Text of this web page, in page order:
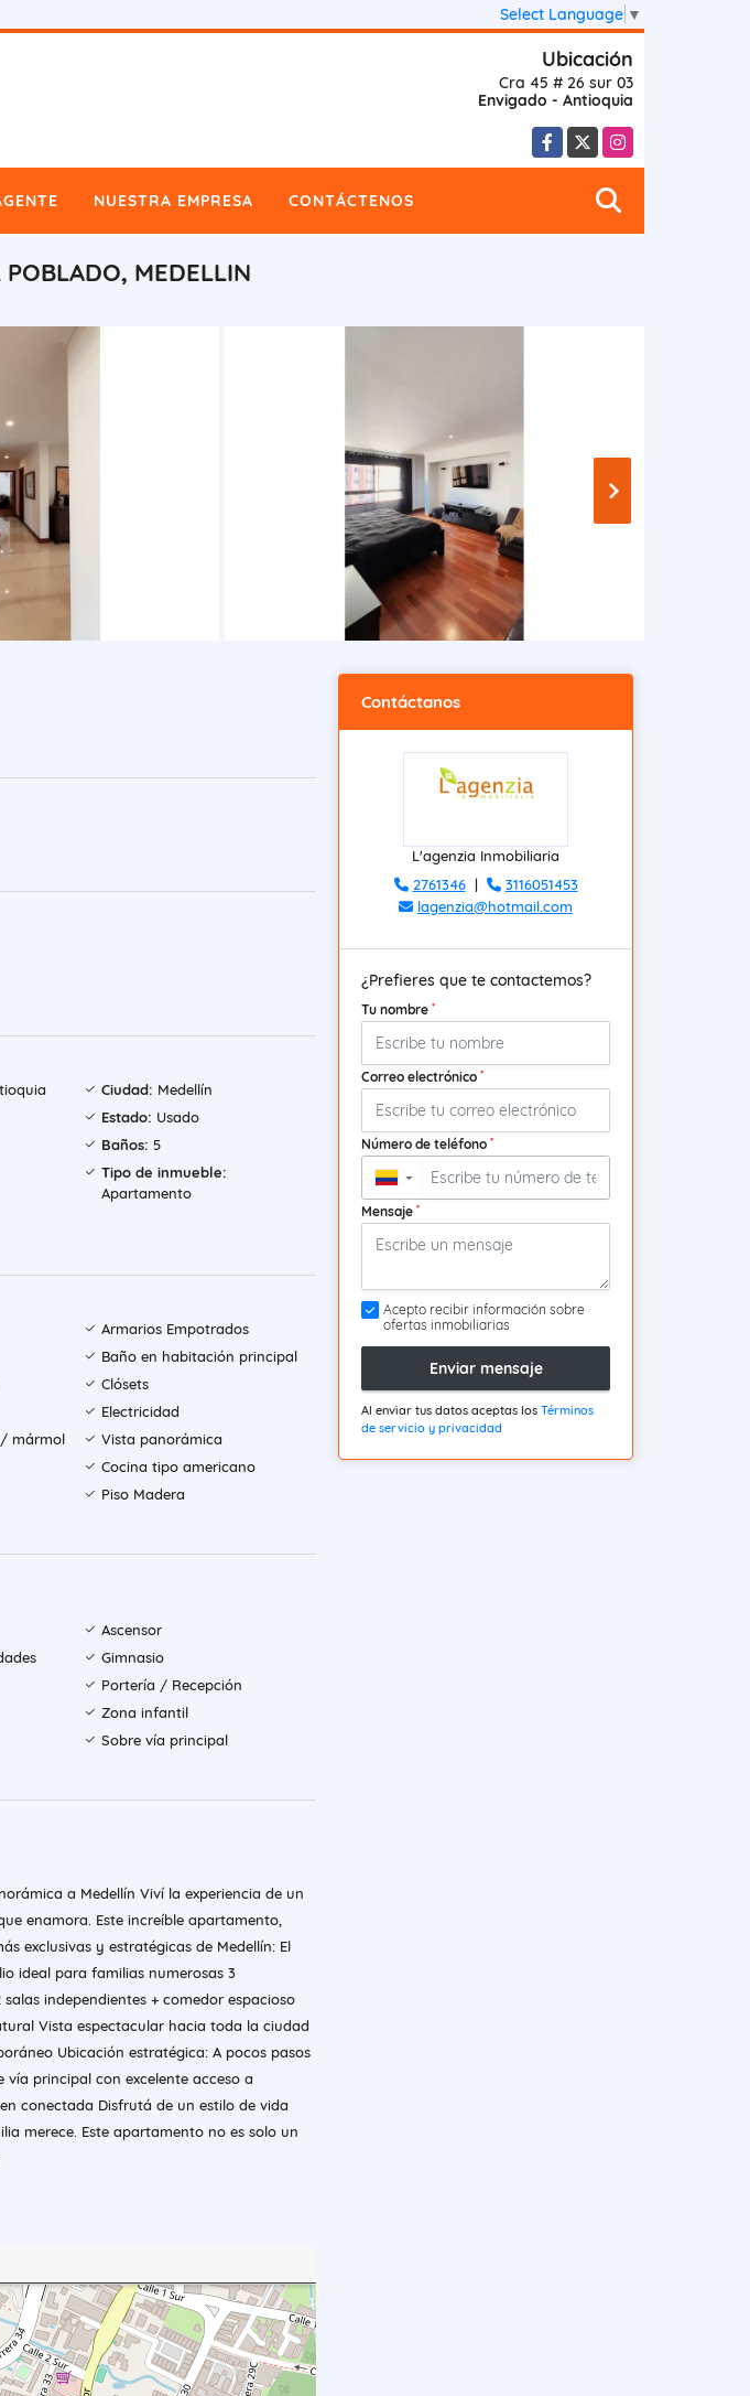
Select Language ▼
Ubicación
Cra 45 # 26 sur 03
Envigado - Antioquia
Facebook
X Instagram
NUESTRA EMPRESA CONTÁCTENOS
MEDELLIN
Ciudad: Medellín
Estado: Usado
Baños: 5
Tipo de inmueble:
Apartamento
Armarios Empotrados
Baño en habitación principal
Clósets
Electricidad
/ mármol
Vista panorámica
Cocina tipo americano
Piso Madera
Ascensor
Gimnasio
Portería / Recepción
Zona infantil
Sobre vía principal
a Medellín Viví la experiencia de un
enamora. Este increíble apartamento,
exclusivas y estratégicas de Medellín: El
ideal para familias numerosas 3
independientes + comedor espacioso
Vista espectacular hacia toda la ciudad
Ubicación estratégica: A pocos pasos
principal con excelente acceso a
conectada Disfrutá de un estilo de vida
merece. Este apartamento no es solo un
Contáctanos
L'agenzia Inmobiliaria
2761346|
3116051453
lagenzia@hotmail.com
¿Prefieres que te contactemos?
Tu nombre *
Correo electrónico *
Número de teléfono *
▼
Mensaje *
Acepto recibir información sobre
ofertas inmobiliarias
Enviar mensaje
Al enviar tus datos aceptas los Términos
de servicio y privacidad